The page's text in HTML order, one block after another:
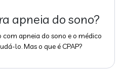
apneia do sono?
apneia do sono e o médico
lo. Mas o que é CPAP?